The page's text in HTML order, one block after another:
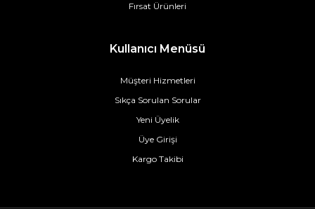
Fırsat Ürünleri
Kullanıcı Menüsü
Müşteri Hizmetleri
Sıkça Sorulan Sorular
Yeni Üyelik
Üye Girişi
Kargo Takibi